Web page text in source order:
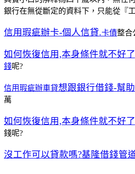
銀行在無從斷定的資料下，只能從『
信用瑕疵辦卡-個人信貸.卡債整合
如何恢復信用,本身條件就不好
錢呢?
信用瑕疵辦車貸想跟銀行借錢-幫
萬
如何恢復信用,本身條件就不好
錢呢?
沒工作可以貸款嗎?基隆借錢管